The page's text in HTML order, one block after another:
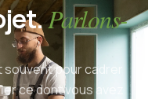
Parlons-
pour cadrer
ce dont vous avez